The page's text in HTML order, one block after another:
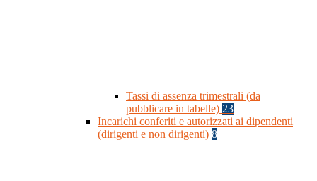
Tassi di assenza trimestrali (da
pubblicare in tabelle) 23
Incarichi conferiti e autorizzati ai dipendenti
(dirigenti e non dirigenti) 8